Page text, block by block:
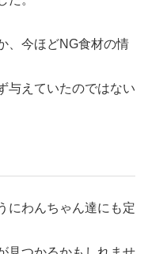
、今ほどNG食材の情
与えていたのではない
にわんちゃん達にも定